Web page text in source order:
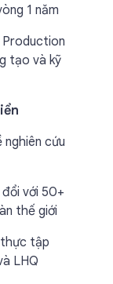
1 năm
tạo và kỹ
nghiên cứu
với 50+
thế giới
tập
LHQ